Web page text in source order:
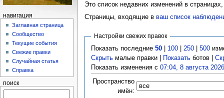
Это список недавних изменений в
Страницы, входящие в ваш список
Настройки свежих правок
Показать последние50 100 |250 |500
Скрыть малые правки | Показать ботов |
Показать изменения с07:04, 8 августа
Пространство
имён:
навигация
Заглавная страница
Сообщество
Текущие события
Свежие правки
Случайная статья
Справка
поиск